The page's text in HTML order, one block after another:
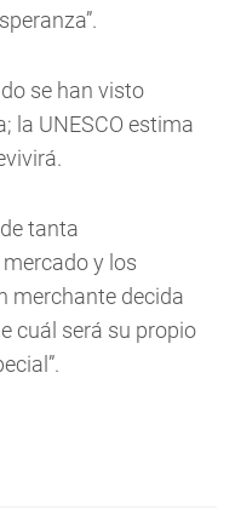
se han visto
la UNESCO estima
tanta
y los
merchante decida
cuál será su propio